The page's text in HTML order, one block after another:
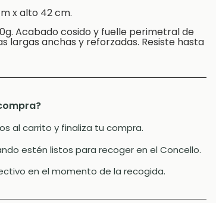
x alto 42 cm.
Acabado cosido y fuelle perimetral de
largas anchas y reforzadas. Resiste hasta
al carrito y finaliza tu compra.
estén listos para recoger en el Concello.
en el momento de la recogida.